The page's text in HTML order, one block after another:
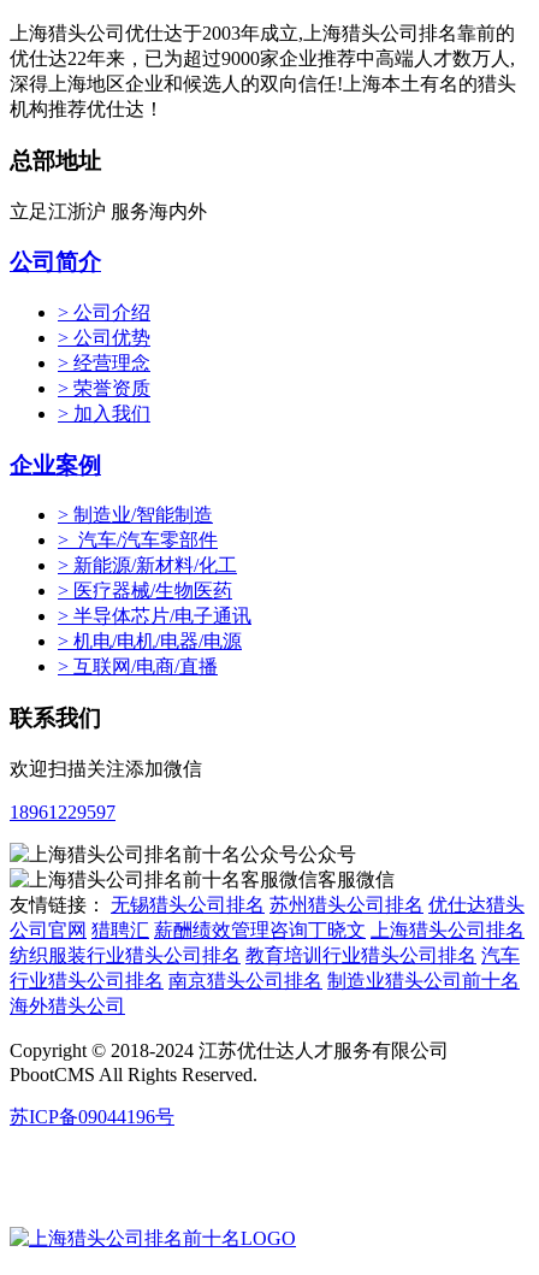
上海猎头公司优仕达于2003年成立,上海猎头公司排名靠前的
优仕达22年来，已为超过9000家企业推荐中高端人才数万人,
深得上海地区企业和候选人的双向信任!上海本土有名的猎头
机构推荐优仕达！
总部地址
立足江浙沪 服务海内外
公司简介
> 公司介绍
> 公司优势
> 经营理念
> 荣誉资质
> 加入我们
企业案例
> 制造业/智能制造
> 汽车/汽车零部件
> 新能源/新材料/化工
> 医疗器械/生物医药
> 半导体芯片/电子通讯
> 机电/电机/电器/电源
> 互联网/电商/直播
联系我们
欢迎扫描关注添加微信
18961229597
公众号
客服微信
友情链接： 无锡猎头公司排名 苏州猎头公司排名 优仕达猎头
公司官网 猎聘汇 薪酬绩效管理咨询丁晓文
上海猎头公司排名
纺织服装行业猎头公司排名 教育培训行业猎头公司排名 汽车
行业猎头公司排名 南京猎头公司排名 制造业猎头公司前十名
海外猎头公司
Copyright © 2018-2024 江苏优仕达人才服务有限公司
PbootCMS All Rights Reserved.
苏ICP备09044196号